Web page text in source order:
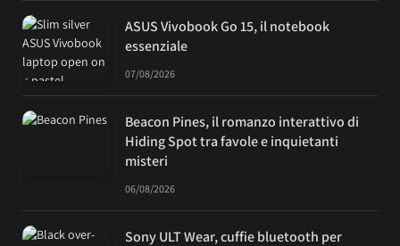
ASUS Vivobook Go 15, il notebook
essenziale
07/08/2026
Beacon Pines, il romanzo interattivo di
Hiding Spot tra favole e inquietanti
misteri
06/08/2026
Sony ULT Wear, cuffie bluetooth per